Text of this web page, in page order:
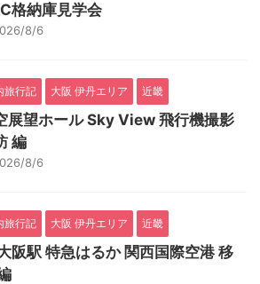
格納庫見学会
8/6
旅行記 大阪 伊丹エリア 近畿
展望ホール Sky View 飛行機撮影
編
8/6
旅行記 大阪 伊丹エリア 近畿
阪駅 特急はるか 関西国際空港 移